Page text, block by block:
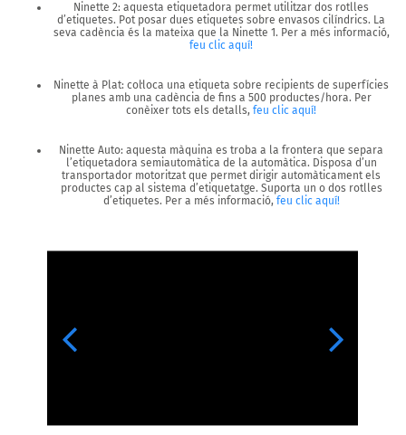
Ninette 2: aquesta etiquetadora permet utilitzar dos rotlles
d’etiquetes. Pot posar dues etiquetes sobre envasos cilíndrics. La
seva cadència és la mateixa que la Ninette 1. Per a més informació,
feu clic aquí!
Ninette à Plat: col·loca una etiqueta sobre recipients de superfícies
planes amb una cadència de fins a 500 productes/hora. Per
conèixer tots els detalls, feu clic aquí!
Ninette Auto: aquesta màquina es troba a la frontera que separa
l’etiquetadora semiautomàtica de la automàtica. Disposa d’un
transportador motoritzat que permet dirigir automàticament els
productes cap al sistema d’etiquetatge. Suporta un o dos rotlles
d’etiquetes. Per a més informació, feu clic aquí!
Previous Next